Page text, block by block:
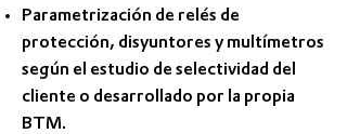
Parametrización de relés de
protección, disyuntores y multímetros
según el estudio de selectividad del
cliente o desarrollado por la propia
BTM.